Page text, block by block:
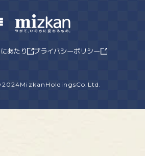
あたり プライバシーポリシー